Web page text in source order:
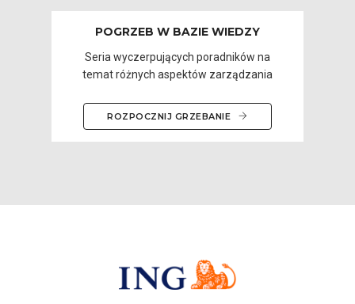
POGRZEB W BAZIE WIEDZY
Seria wyczerpujących poradników na
temat różnych aspektów zarządzania
ROZPOCZNIJ GRZEBANIE